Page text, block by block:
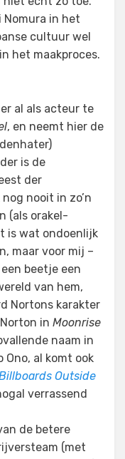
Nomura in het
cultuur wel
het maakproces.
al als acteur te
, en neemt hier de
is de
der
nooit in zo’n
(als orakel-
is wat ondoenlijk
maar voor mij –
beetje een
van hem,
Nortons karakter
in Moonrise
naam in
Ono, al komt ook
Outside
verrassend
de betere
(met